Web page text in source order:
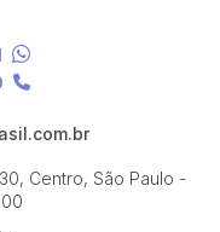
Centro, São Paulo -